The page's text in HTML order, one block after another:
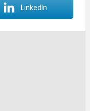
LinkedIn